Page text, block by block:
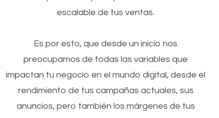
escalable de tus ventas.
Es por esto, que desde un inicio nos
preocupamos de todas las variables que
impactan tu negocio en el mundo digital, desde el
rendimiento de tus campañas actuales, sus
anuncios, pero también los márgenes de tus